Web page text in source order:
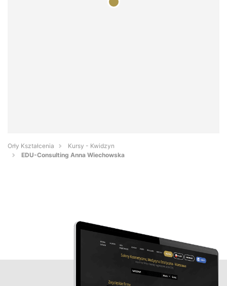
Orły Kształcenia
Kursy - Kwidzyn
EDU-Consulting Anna Wiechowska